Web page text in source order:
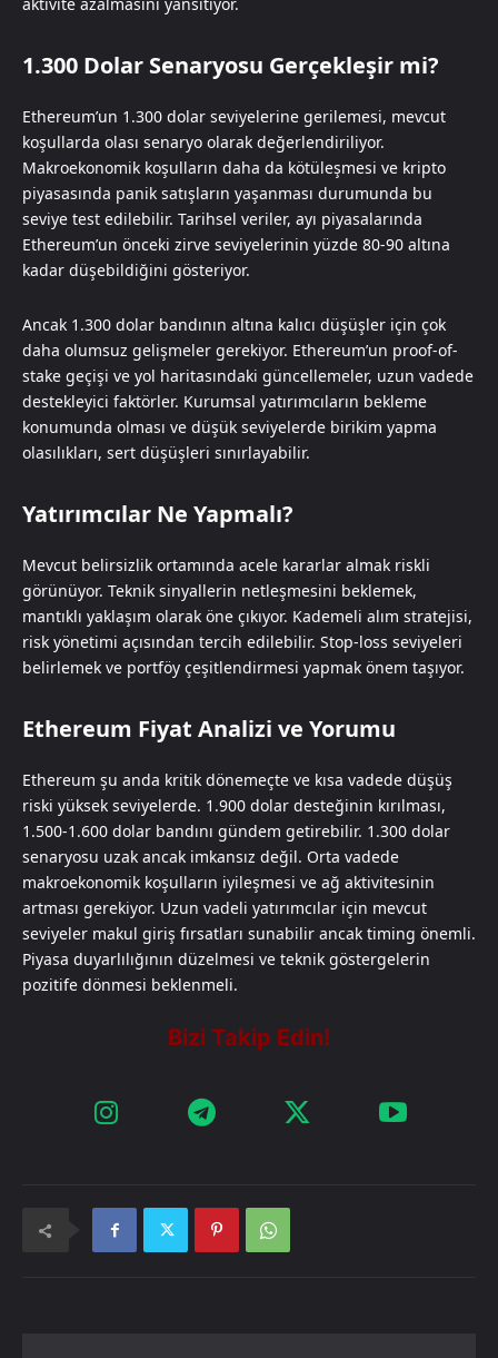
1.300 Dolar Senaryosu Gerçekleşir mi?
Ethereum’un 1.300 dolar seviyelerine gerilemesi, mevcut
koşullarda olası senaryo olarak değerlendiriliyor.
Makroekonomik koşulların daha da kötüleşmesi ve kripto
piyasasında panik satışların yaşanması durumunda bu
seviye test edilebilir. Tarihsel veriler, ayı piyasalarında
Ethereum’un önceki zirve seviyelerinin yüzde 80-90 altına
kadar düşebildiğini gösteriyor.
Ancak 1.300 dolar bandının altına kalıcı düşüşler için çok
daha olumsuz gelişmeler gerekiyor. Ethereum’un proof-of-
stake geçişi ve yol haritasındaki güncellemeler, uzun vadede
destekleyici faktörler. Kurumsal yatırımcıların bekleme
konumunda olması ve düşük seviyelerde birikim yapma
olasılıkları, sert düşüşleri sınırlayabilir.
Yatırımcılar Ne Yapmalı?
Mevcut belirsizlik ortamında acele kararlar almak riskli
görünüyor. Teknik sinyallerin netleşmesini beklemek,
mantıklı yaklaşım olarak öne çıkıyor. Kademeli alım stratejisi,
risk yönetimi açısından tercih edilebilir. Stop-loss seviyeleri
belirlemek ve portföy çeşitlendirmesi yapmak önem taşıyor.
Ethereum Fiyat Analizi ve Yorumu
Ethereum şu anda kritik dönemeçte ve kısa vadede düşüş
riski yüksek seviyelerde. 1.900 dolar desteğinin kırılması,
1.500-1.600 dolar bandını gündem getirebilir. 1.300 dolar
senaryosu uzak ancak imkansız değil. Orta vadede
makroekonomik koşulların iyileşmesi ve ağ aktivitesinin
artması gerekiyor. Uzun vadeli yatırımcılar için mevcut
seviyeler makul giriş fırsatları sunabilir ancak timing önemli.
Piyasa duyarlılığının düzelmesi ve teknik göstergelerin
pozitife dönmesi beklenmeli.